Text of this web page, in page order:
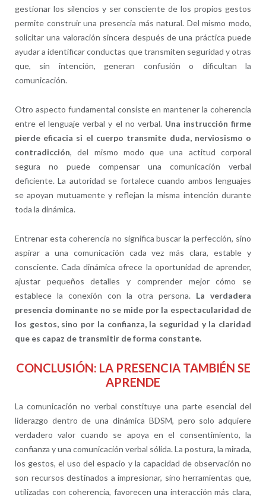
gestionar los silencios y ser consciente de los propios gestos
permite construir una presencia más natural. Del mismo modo,
solicitar una valoración sincera después de una práctica puede
ayudar a identificar conductas que transmiten seguridad y otras
que, sin intención, generan confusión o dificultan la
comunicación.
Otro aspecto fundamental consiste en mantener la coherencia
entre el lenguaje verbal y el no verbal. Una instrucción firme
pierde eficacia si el cuerpo transmite duda, nerviosismo o
contradicción, del mismo modo que una actitud corporal
segura no puede compensar una comunicación verbal
deficiente. La autoridad se fortalece cuando ambos lenguajes
se apoyan mutuamente y reflejan la misma intención durante
toda la dinámica.
Entrenar esta coherencia no significa buscar la perfección, sino
aspirar a una comunicación cada vez más clara, estable y
consciente. Cada dinámica ofrece la oportunidad de aprender,
ajustar pequeños detalles y comprender mejor cómo se
establece la conexión con la otra persona. La verdadera
presencia dominante no se mide por la espectacularidad de
los gestos, sino por la confianza, la seguridad y la claridad
que es capaz de transmitir de forma constante.
CONCLUSIÓN: LA PRESENCIA TAMBIÉN SE
APRENDE
La comunicación no verbal constituye una parte esencial del
liderazgo dentro de una dinámica BDSM, pero solo adquiere
verdadero valor cuando se apoya en el consentimiento, la
confianza y una comunicación verbal sólida. La postura, la mirada,
los gestos, el uso del espacio y la capacidad de observación no
son recursos destinados a impresionar, sino herramientas que,
utilizadas con coherencia, favorecen una interacción más clara,